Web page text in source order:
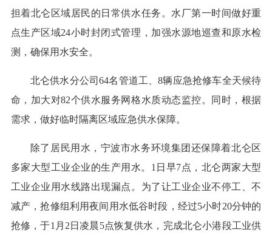
担着北仑区域居民的日常供水任务。水厂第一时间做好重
点生产区域24小时封闭式管理，加强水源地巡查和原水检
测，确保用水安全。
北仑供水分公司64名管道工、8辆应急抢修车全天候待
命，加大对82个供水服务网格水质动态监控。同时，根据
需求，做好临时隔离区域应急供水保障。
除了居民用水，宁波市水务环境集团还保障着北仑区
多家大型工业企业的生产用水。1日早7点，北仑两家大型
工业企业用水线路出现漏点。为了让工业企业不停工、不
减产，抢修组利用夜间用水低谷时段，经过5小时20分钟的
抢修，于1月2日凌晨5点恢复供水，完成北仑小港段工业供